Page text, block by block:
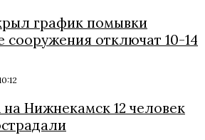
график помывки
сооружения отключат 10-14
Нижнекамск 12 человек